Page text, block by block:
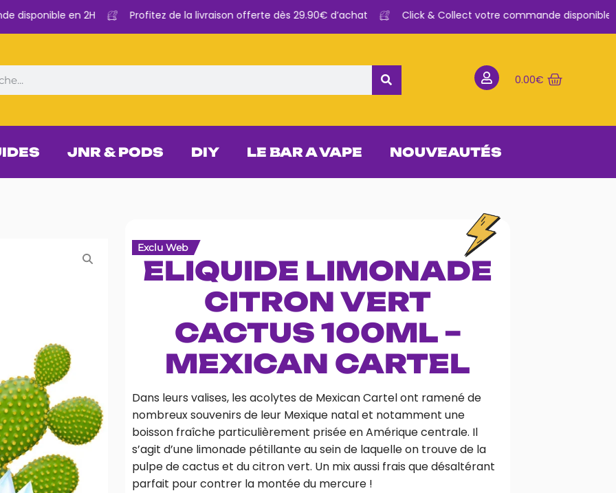
en 2H Profitez de la livraison offerte dès 29.90€ d’achat Click & Collect votre commande disponible en
0.00€
JNR & PODS DIY LE BAR A VAPE NOUVEAUTÉS
Exclu Web
ELIQUIDE LIMONADE
CITRON VERT
CACTUS 100ML –
MEXICAN CARTEL
Dans leurs valises, les acolytes de Mexican Cartel ont ramené de
nombreux souvenirs de leur Mexique natal et notamment une
boisson fraîche particulièrement prisée en Amérique centrale. Il
s’agit d’une limonade pétillante au sein de laquelle on trouve de la
pulpe de cactus et du citron vert. Un mix aussi frais que désaltérant
parfait pour contrer la montée du mercure !